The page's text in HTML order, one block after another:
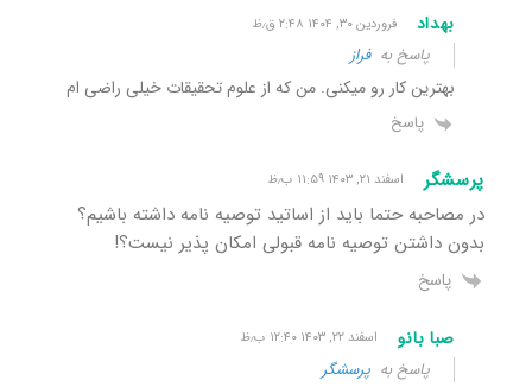
بهداد فروردین ۳۰, ۱۴۰۴ ۲:۴۸ ق٫ظ
پاسخ بهفراز
بهترین کار رو میکنی. من که از علوم تحقیقات خیلی راضی ام
پاسخ
پرسشگر اسفند ۲۱, ۱۴۰۳ ۱۱:۵۹ ب٫ظ
در مصاحبه حتما باید از اساتید توصیه نامه داشته باشیم؟
بدون داشتن توصیه نامه قبولی امکان پذیر نیست؟!
پاسخ
صبا بانو اسفند ۲۲, ۱۴۰۳ ۱۲:۴۰ ب٫ظ
پاسخ به پرسشگر